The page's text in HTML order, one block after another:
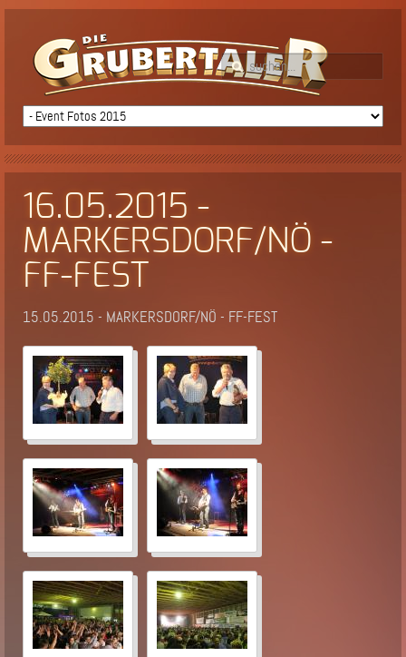
16.05.2015 -
MARKERSDORF/NÖ -
FF-FEST
15.05.2015 - MARKERSDORF/NÖ - FF-FEST